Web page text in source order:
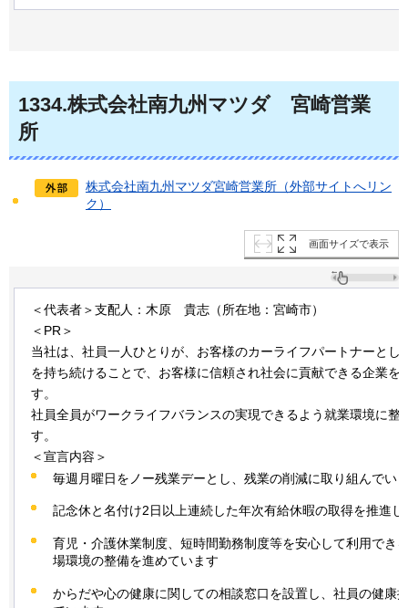
1334.株式会社南九州マツダ
宮崎営業
所
株式会社南九州マツダ宮崎営業所（外部サイトへリン
ク）
画面サイズで表示
＜代表者＞支配人：木原 貴志 （所在地：宮崎市）
＜PR＞
当社は、社員一人ひとりが、お客様のカーライフパートナーとし
を持ち続けることで、お客様に信頼され社会に貢献できる企業を
す。
社員全員がワークライフバランスの実現できるよう就業環境に整
す。
＜宣言内容＞
毎週月曜日をノー残業デーとし、残業の削減に取り組んでい
記念休と名付け2日以上連続した年次有給休暇の取得を推進し
育児・介護休業制度、短時間勤務制度等を安心して利用でき
場環境の整備を進めています
からだや心の健康に関しての相談窓口を設置し、社員の健康